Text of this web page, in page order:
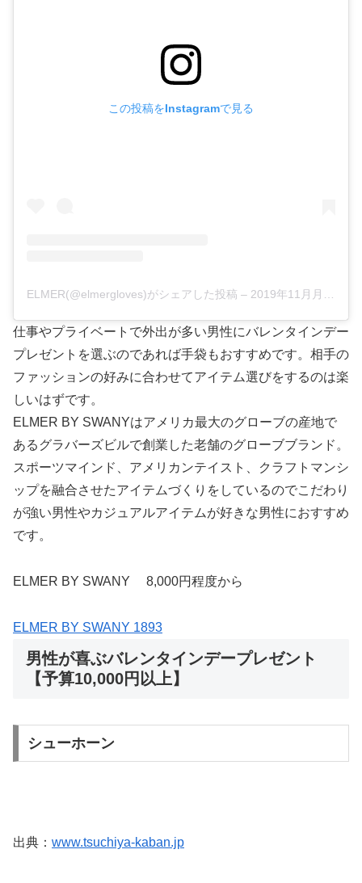
この投稿をInstagramで見る
ELMER(@elmergloves)がシェアした投稿 – 2019年11月月5日午後4時09分PST
仕事やプライベートで外出が多い男性にバレンタインデー
プレゼントを選ぶのであれば手袋もおすすめです。相手の
ファッションの好みに合わせてアイテム選びをするのは楽
しいはずです。
ELMER BY SWANYはアメリカ最大のグローブの産地で
あるグラバーズビルで創業した老舗のグローブブランド。
スポーツマインド、アメリカンテイスト、クラフトマンシ
ップを融合させたアイテムづくりをしているのでこだわり
が強い男性やカジュアルアイテムが好きな男性におすすめ
です。
ELMER BY SWANY 8,000円程度から
ELMER BY SWANY 1893
男性が喜ぶバレンタインデープレゼント
【予算10,000円以上】
シューホーン
出典： www.tsuchiya-kaban.jp